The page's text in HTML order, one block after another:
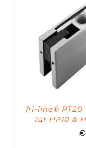
fri-line® PT20
für HP10 &
€